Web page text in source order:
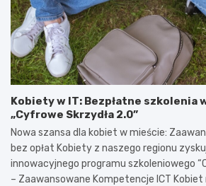
Kobiety w IT: Bezpłatne szkolenia
„Cyfrowe Skrzydła 2.0”
Nowa szansa dla kobiet w mieście:
bez opłat Kobiety z naszego regionu
innowacyjnego programu szkoleniowego
– Zaawansowane Kompetencje ICT Kobiet